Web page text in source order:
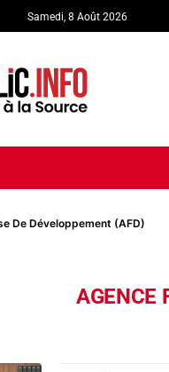
Samedi, 8 Août 2026
De Développement (AFD)
AGENCE